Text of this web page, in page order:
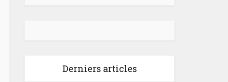
Derniers articles